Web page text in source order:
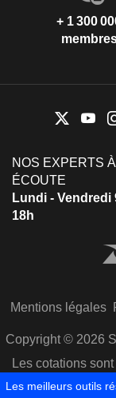
+ 1 300
NOS EXPERTS
ÉCOUTE
Lundi - Vendredi
18h
Mentions légales
Copyright © 2026
Les cotations
Les meilleurs outils